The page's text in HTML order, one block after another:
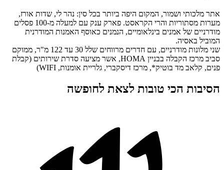
אתר מלכותי ושמור, המקום היפה ביותר בכל סין: נהר לי, שדות אורז,
מערות מסתוריות והרי הקראסט. פארק ענק עם למעלה מ-100 פסלים
מודרניים של אמנים בינלאומיים, הנמנים כאוסף האמנות המודרנית
המוביל באסיה.
שני מלונות מודרניים, עם חדרים מרווחים שלל 30 עד 122 מ"ר, ממוקם
סביב מרכז הקבלה בבניין HOMA, אשר מציעה סדרת שירותים (קבלת
פנים, קלאב מד בוטיק*, מרכז דיסקברי, גלריית אומנות, WIFI)
הסיבות הכי טובות לצאת לחופשה